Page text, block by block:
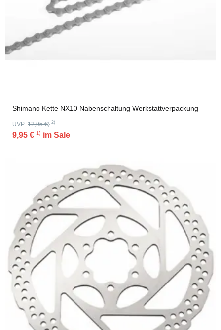
Shimano Kette NX10 Nabenschaltung Werkstattverpackung
UVP: 12,95 €} 2)
9,95 € 1) im Sale